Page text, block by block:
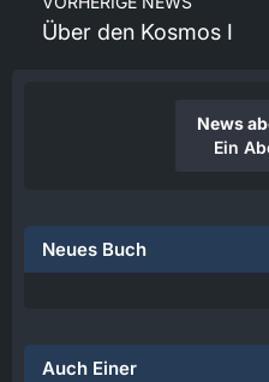
Über den Kosmos I
News
Ein
Neues Buch
Auch Einer